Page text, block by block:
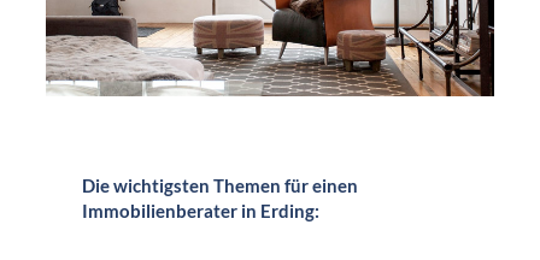
Die wichtigsten Themen für einen
Immobilienberater in Erding: